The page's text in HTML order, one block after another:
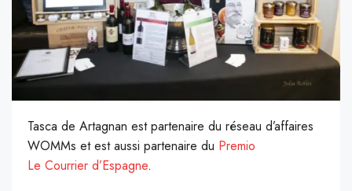
Tasca de Artagnan est partenaire du réseau d’affaires
WOMMs et est aussi partenaire du Premio
Le Courrier d’Espagne.